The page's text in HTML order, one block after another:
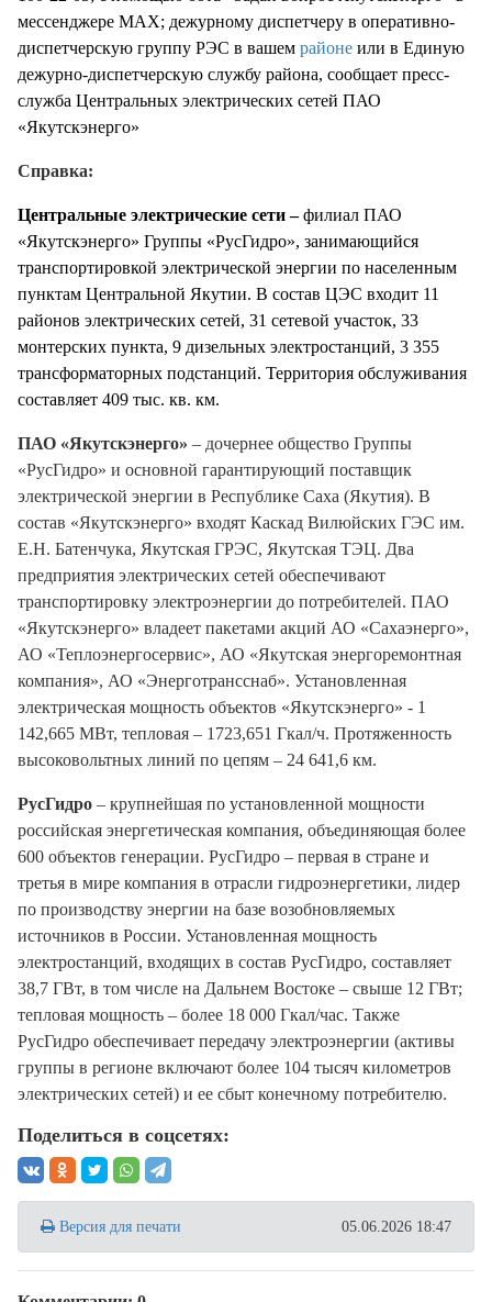
мессенджере МАХ; дежурному диспетчеру в оперативно-
диспетчерскую группу РЭС в вашем районе или в Единую
дежурно-диспетчерскую службу района, сообщает пресс-
служба Центральных электрических сетей ПАО
«Якутскэнерго»
Справка:
Центральные электрические сети –филиал ПАО
«Якутскэнерго» Группы «РусГидро», занимающийся
транспортировкой электрической энергии по населенным
пунктам Центральной Якутии. В состав ЦЭС входит 11
районов электрических сетей, 31 сетевой участок, 33
монтерских пункта, 9 дизельных электростанций, 3 355
трансформаторных подстанций. Территория обслуживания
составляет 409 тыс. кв. км.
ПАО «Якутскэнерго» – дочернее общество Группы
«РусГидро» и основной гарантирующий поставщик
электрической энергии в Республике Саха (Якутия). В
состав «Якутскэнерго» входят Каскад Вилюйских ГЭС им.
Е.Н. Батенчука, Якутская ГРЭС, Якутская ТЭЦ. Два
предприятия электрических сетей обеспечивают
транспортировку электроэнергии до потребителей. ПАО
«Якутскэнерго» владеет пакетами акций АО «Сахаэнерго»,
АО «Теплоэнергосервис», АО «Якутская энергоремонтная
компания», АО «Энерготрансснаб». Установленная
электрическая мощность объектов «Якутскэнерго» - 1
142,665 МВт, тепловая – 1723,651 Гкал/ч. Протяженность
высоковольтных линий по цепям – 24 641,6 км.
РусГидро – крупнейшая по установленной мощности
российская энергетическая компания, объединяющая более
600 объектов генерации. РусГидро – первая в стране и
третья в мире компания в отрасли гидроэнергетики, лидер
по производству энергии на базе возобновляемых
источников в России. Установленная мощность
электростанций, входящих в состав РусГидро, составляет
38,7 ГВт, в том числе на Дальнем Востоке – свыше 12 ГВт;
тепловая мощность – более 18 000 Гкал/час. Также
РусГидро обеспечивает передачу электроэнергии (активы
группы в регионе включают более 104 тысяч километров
электрических сетей) и ее сбыт конечному потребителю.
Поделиться в соцсетях:
Версия для печати 05.06.2026 18:47